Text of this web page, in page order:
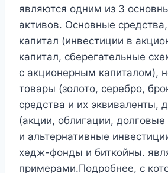
являются одним из 3
активов. Основные
капитал (инвестиции в
капитал, сберегательные
с акционерным капиталом),
товары (золото, серебро,
средства и их эквиваленты,
(акции, облигации, долговые
и альтернативные
хедж-фонды и биткойны.
примерами.Подробнее, с